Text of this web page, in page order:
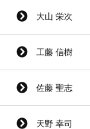
大山 栄次
工藤 信樹
佐藤 聖志
天野 幸司